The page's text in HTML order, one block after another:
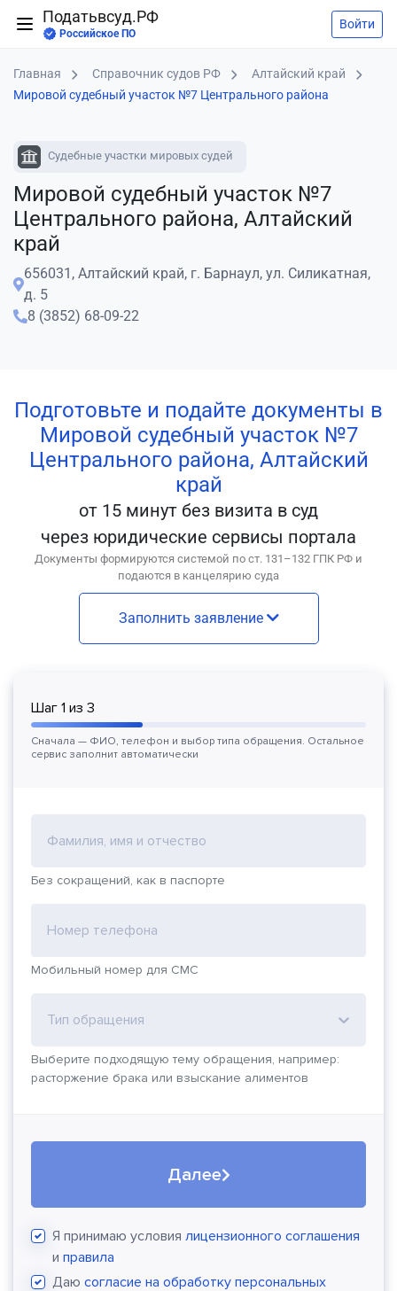
Податьвсуд.РФ
Российское ПО
Войти
Главная Справочник судов РФ
Алтайский край
Мировой судебный участок №7 Центрального района
Судебные участки мировых судей
Мировой судебный участок №7
Центрального района, Алтайский
край
656031, Алтайский край, г. Барнаул, ул. Силикатная,
д. 5
8 (3852) 68-09-22
Подготовьте и подайте документы в
Мировой судебный участок №7
Центрального района, Алтайский
край
от 15 минут без визита в суд
через юридические сервисы портала
Документы формируются системой по ст. 131–132 ГПК РФ и
подаются в канцелярию суда
Заполнить заявление
Шаг 1 из 3
Сначала — ФИО, телефон и выбор типа обращения. Остальное
сервис заполнит автоматически
Фамилия, имя и отчество
Без сокращений, как в паспорте
Номер телефона
Мобильный номер для СМС
Тип обращения
Выберите подходящую тему обращения, например:
расторжение брака или взыскание алиментов
Далее
Я принимаю условия лицензионного соглашения
и правила
Даю согласие на обработку персональных